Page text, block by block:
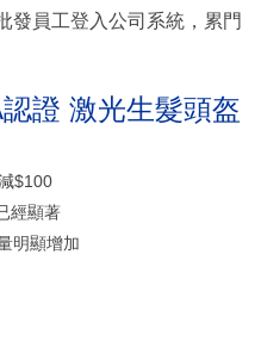
發員工登入公司系統，累門
證 激光生髮頭盔
$100
經顯著
明顯增加